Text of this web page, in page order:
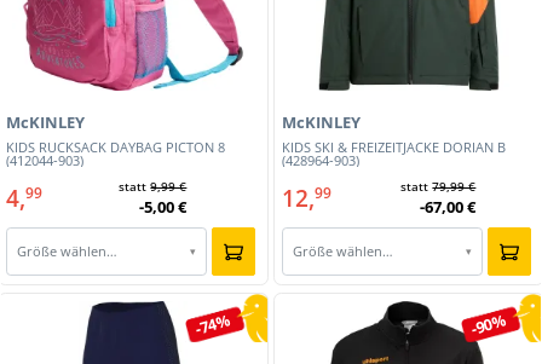
KIDS RUCKSACK DAYBAG PICTON 8
(412044-903)
McKINLEY
4,99 statt9,99 €
-5,00 €
Größe wählen… ▾
KIDS SKI & FREIZEITJACKE DORIAN B
(428964-903)
McKINLEY
12,99 statt79,99 €
-67,00 €
Größe wählen… ▾
-74% -90%